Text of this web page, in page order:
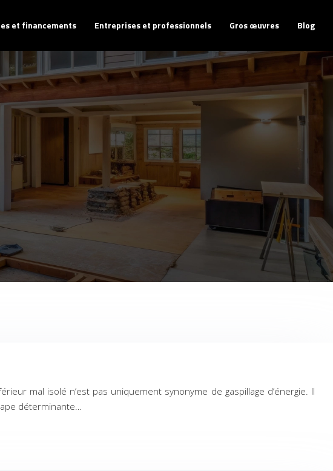
et financements Entreprises et professionnels Gros œuvres Blog
mal isolé n’est pas uniquement synonyme de gaspillage d’énergie. Il
déterminante…